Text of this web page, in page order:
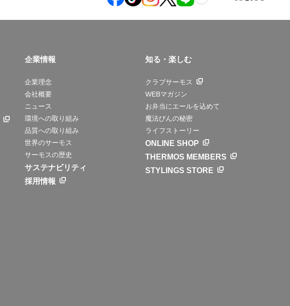
企業情報
企業理念
会社概要
ニュース
環境への取り組み
品質への取り組み
世界のサーモス
サーモスの歴史
サステナビリティ
採用情報
知る・楽しむ
クラブサーモス
WEBマガジン
お弁当にエールを込めて
魔法びんの秘密
ライフストーリー
ONLINE SHOP
THERMOS MEMBERS
STYLINGS STORE